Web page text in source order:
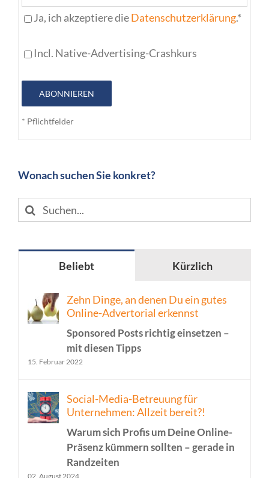
Ja, ich akzeptiere dieDatenschutzerklärung.*
Incl. Native-Advertising-Crashkurs
ABONNIEREN
* Pflichtfelder
Wonach suchen Sie konkret?
Suche
nach:
Beliebt Kürzlich
Zehn Dinge, an denen Du ein gutes
Online-Advertorial erkennst
Sponsored Posts richtig einsetzen –
mit diesen Tipps
15. Februar 2022
Social-Media-Betreuung für
Unternehmen: Allzeit bereit?!
Warum sich Profis um Deine Online-
Präsenz kümmern sollten – gerade in
Randzeiten
02. August 2024